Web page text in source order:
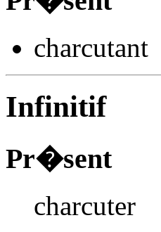
charcutant
Infinitif
Pr�sent
charcuter